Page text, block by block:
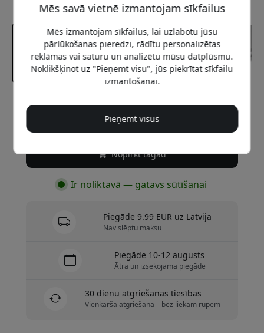
Ieteicamā cena
44.99 EUR
Nopirkt tagad
Ir noliktavā — gatavs sūtīšanai
Piegāde 9.99 EUR uz Latvija
Nav slēptu maksu
Piegāde 10-12 augusts
Ātra un izsekojama piegāde
30 dienu atgriešanas tiesības
Vienkārša atgriešana – bez liekām rūpēm
Mēs savā vietnē izmantojam sīkfailus
Mēs izmantojam sīkfailus, lai uzlabotu jūsu
pārlūkošanas pieredzi, rādītu personalizētas
reklāmas vai saturu un analizētu mūsu datplūsmu.
Noklikšķinot uz "Pieņemt visu", jūs piekrītat sīkfailu
izmantošanai.
Pieņemt visus